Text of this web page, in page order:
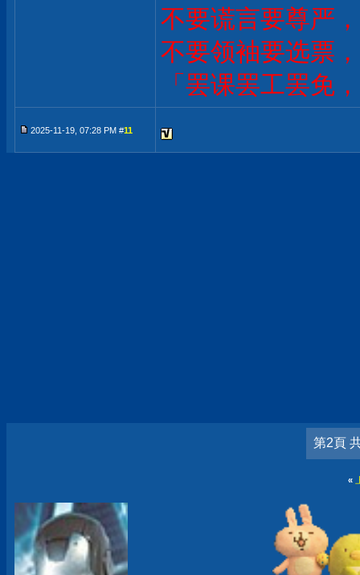
不要谎言要尊严
不要领袖要选票
「罢课罢工罢免
2025-11-19, 07:28 PM #11
第2頁
«